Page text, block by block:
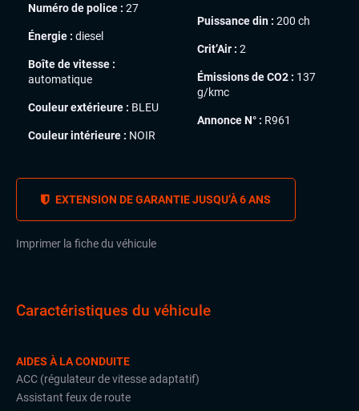
Numéro de police : 27
Énergie : diesel
Boîte de vitesse :
automatique
Couleur extérieure : BLEU
Couleur intérieure : NOIR
Puissance din : 200 ch
Crit’Air : 2
Émissions de CO2 : 137
g/kmc
Annonce N° : R961
EXTENSION DE GARANTIE JUSQU’À 6 ANS
Imprimer la fiche du véhicule
Caractéristiques du véhicule
AIDES À LA CONDUITE
ACC (régulateur de vitesse adaptatif)
Assistant feux de route